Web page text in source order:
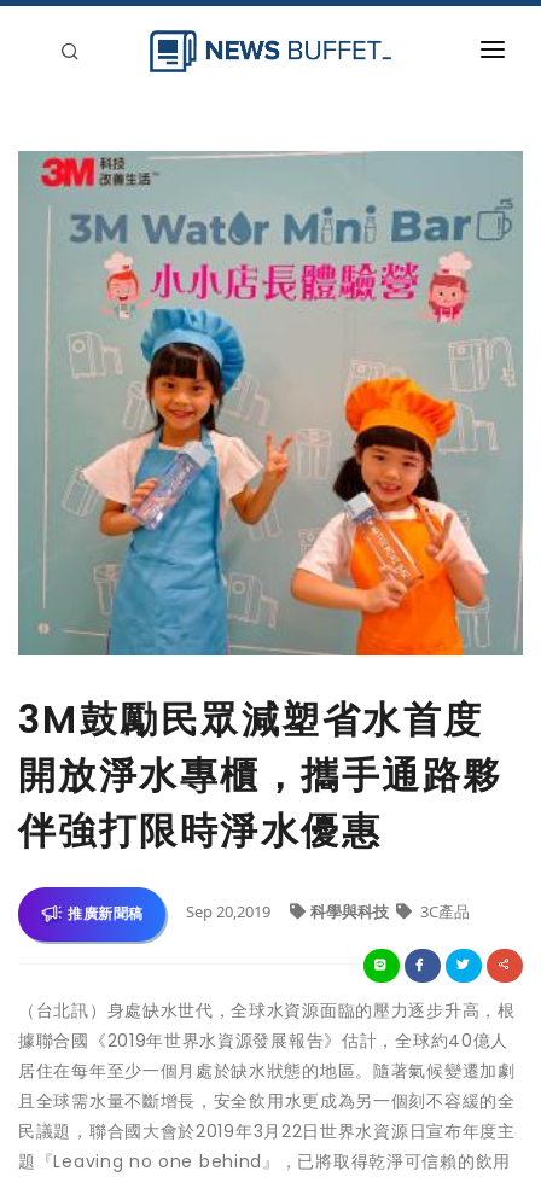
新聞稿分類
登入
刊登
3M鼓勵民眾減塑省水首度
開放淨水專櫃，攜手通路夥
伴強打限時淨水優惠
推廣新聞稿 Sep 20,2019 科學與科技 3C產品
（台北訊）身處缺水世代，全球水資源面臨的壓力逐步升高， 根
據聯合國《2019年世界水資源發展報告》估計，全球約40億人
居住在每年至少一個月處於缺水狀態的地區。 隨著氣候變遷加劇
且全球需水量不斷增長， 安全飲用水更成為另一個刻不容緩的全
民議題，聯合國大會於2019年3月22日世界水資源日宣布年度主
題『Leaving no one behind』，已將取得乾淨可信賴的飲用